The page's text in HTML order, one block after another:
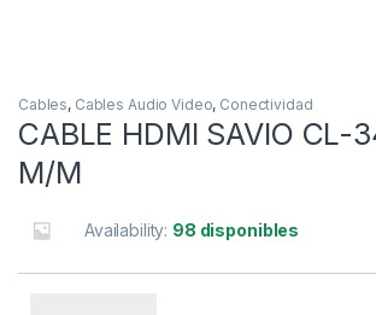
Cables, Cables Audio Video, Conectividad
CABLE HDMI SAVIO CL-
M/M
Availability: 98 disponibles